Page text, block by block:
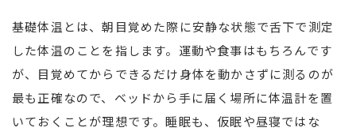
基礎体温とは、朝目覚めた際に安静な状態で舌下で測定
した体温のことを指します。運動や食事はもちろんです
が、目覚めてからできるだけ身体を動かさずに測るのが
最も正確なので、ベッドから手に届く場所に体温計を置
いておくことが理想です。睡眠も、仮眠や昼寝ではな